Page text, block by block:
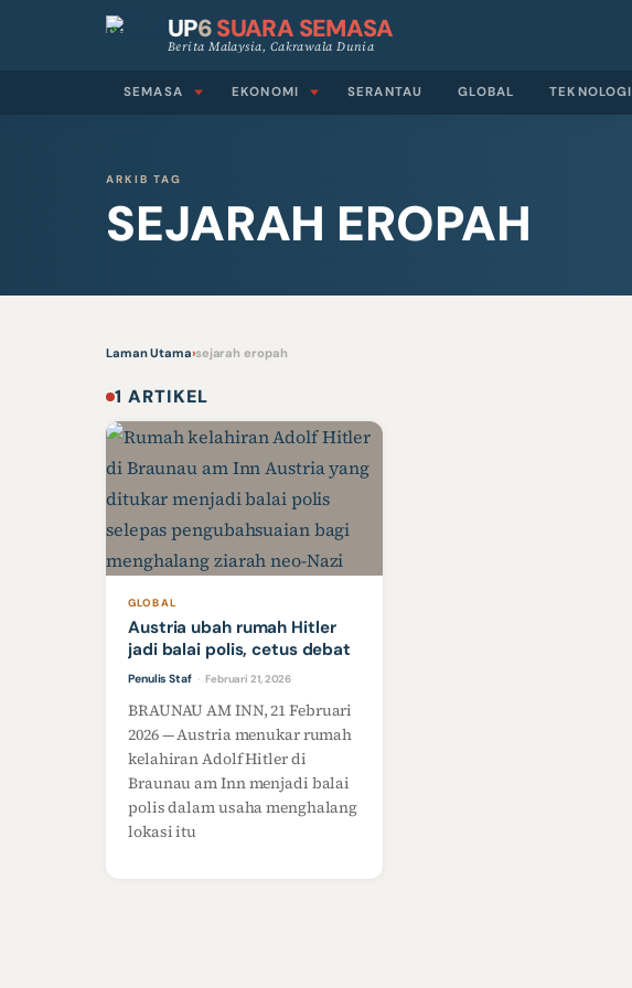
UP6SUARA SEMASA
Berita Malaysia, Cakrawala Dunia
SEMASA EKONOMI SERANTAU GLOBAL TEKNOLOGI
ARKIB TAG
SEJARAH EROPAH
Laman Utama›sejarah eropah
1 ARTIKEL
GLOBAL
Austria ubah rumah Hitler
jadi balai polis, cetus debat
Penulis Staf · Februari 21, 2026
BRAUNAU AM INN, 21 Februari
2026 — Austria menukar rumah
kelahiran Adolf Hitler di
Braunau am Inn menjadi balai
polis dalam usaha menghalang
lokasi itu